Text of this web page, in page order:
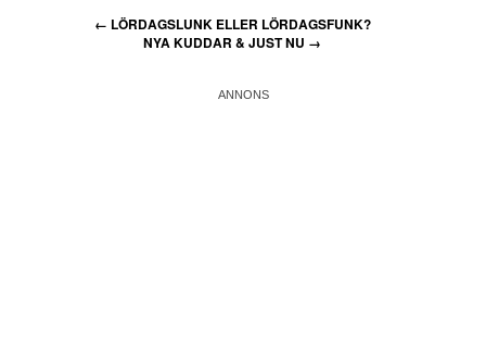
← LÖRDAGSLUNK ELLER LÖRDAGSFUNK?
NYA KUDDAR & JUST NU →